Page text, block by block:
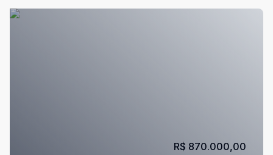
R$ 870.000,00